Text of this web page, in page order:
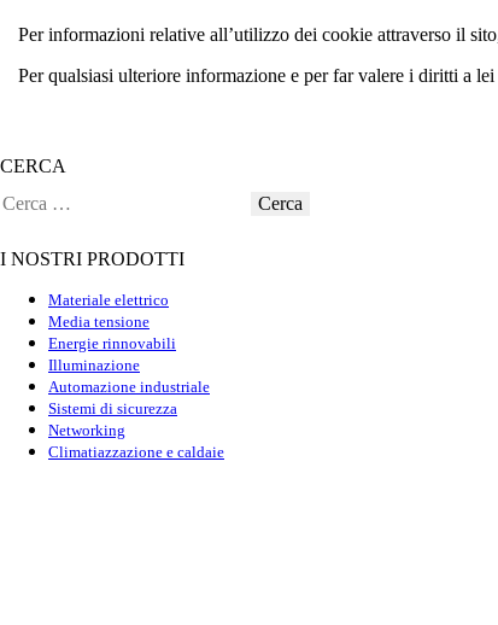
Per informazioni relative all’utilizzo dei cookie attraverso il
Per qualsiasi ulteriore informazione e per far valere i diritti a
CERCA
I NOSTRI PRODOTTI
Materiale elettrico
Media tensione
Energie rinnovabili
Illuminazione
Automazione industriale
Sistemi di sicurezza
Networking
Climatiazzazione e caldaie